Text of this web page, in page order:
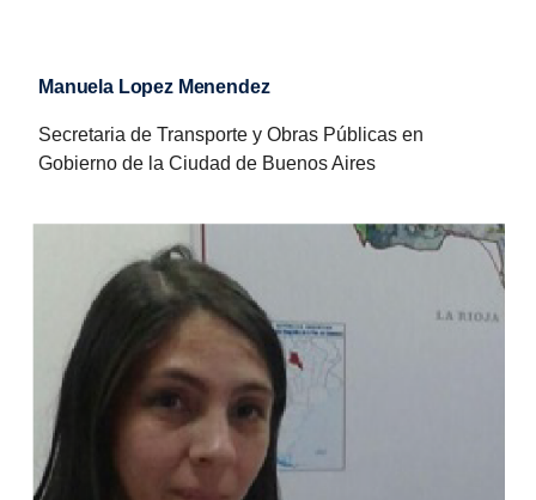
Manuela Lopez Menendez
Secretaria de Transporte y Obras Públicas en
Gobierno de la Ciudad de Buenos Aires